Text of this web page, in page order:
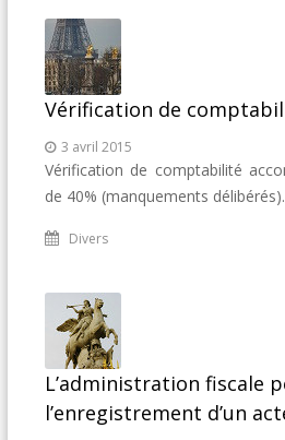
Vérification de
3 avril 2015
Vérification de comptabilité
de 40% (manquements délibérés).
Divers
L’administration fiscale
l’enregistrement d’un